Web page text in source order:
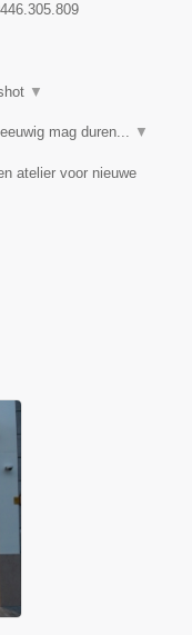
▼
mag duren... ▼
atelier voor nieuwe